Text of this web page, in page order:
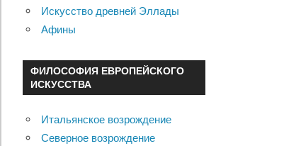
Искусство древней Эллады
Афины
ФИЛОСОФИЯ ЕВРОПЕЙСКОГО
ИСКУССТВА
Итальянское возрождение
Северное возрождение